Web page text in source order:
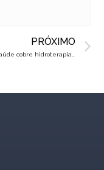
PRÓXIMO